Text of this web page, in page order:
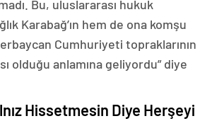
Bu, uluslararası hukuk
Karabağ’ın hem de ona komşu
Cumhuriyeti topraklarının
olduğu anlamına geliyordu” diye
Hissetmesin Diye Herşeyi